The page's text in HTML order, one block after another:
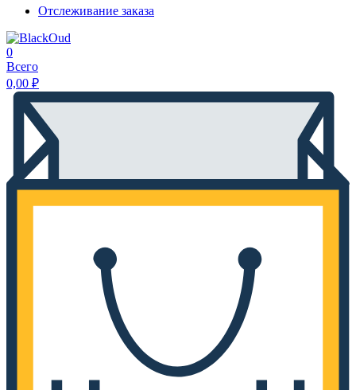
Отслеживание заказа
0
Всего
0,00 ₽